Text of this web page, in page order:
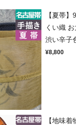
【夏帯
くい織
渋い辛子
¥8,800
【地味